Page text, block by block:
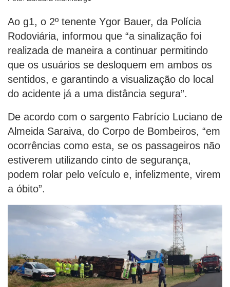
Ao g1, o 2º tenente Ygor Bauer, da Polícia
Rodoviária, informou que “a sinalização foi
realizada de maneira a continuar permitindo
que os usuários se desloquem em ambos os
sentidos, e garantindo a visualização do local
do acidente já a uma distância segura”.
De acordo com o sargento Fabrício Luciano de
Almeida Saraiva, do Corpo de Bombeiros, “em
ocorrências como esta, se os passageiros não
estiverem utilizando cinto de segurança,
podem rolar pelo veículo e, infelizmente, virem
a óbito”.